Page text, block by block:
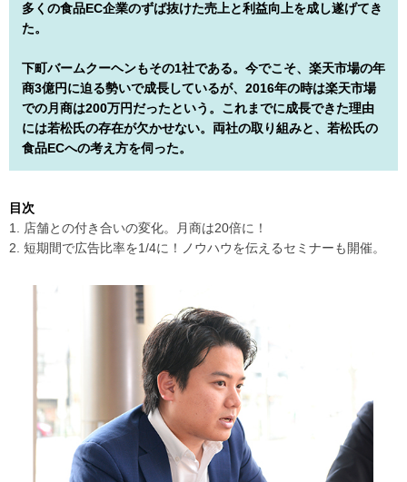
多くの食品EC企業のずば抜けた売上と利益向上を成し遂げてき
た。
下町バームクーヘンもその1社である。今でこそ、楽天市場の年
商3億円に迫る勢いで成長しているが、2016年の時は楽天市場
での月商は200万円だったという。これまでに成長できた理由
には若松氏の存在が欠かせない。両社の取り組みと、若松氏の
食品ECへの考え方を伺った。
目次
1. 店舗との付き合いの変化。月商は20倍に！
2. 短期間で広告比率を1/4に！ノウハウを伝えるセミナーも開催。